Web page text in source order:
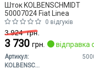
Шток KOLBENSCHMIDT
50007024 Fiat Linea
0 відгуків
3 924грн.
3 730 грн. відправка
Артикул:
KOLBENSCHMIDT